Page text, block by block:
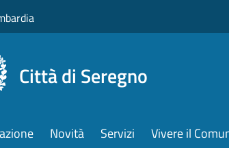
Città di Seregno
Novità Servizi Vivere il